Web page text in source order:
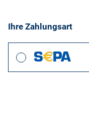
Ihre Zahlungsart